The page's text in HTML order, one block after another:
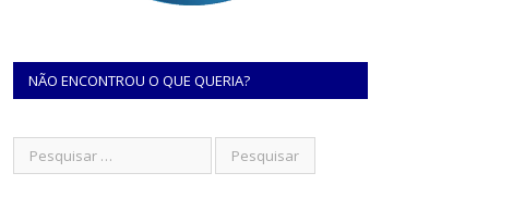
NÃO ENCONTROU O QUE QUERIA?